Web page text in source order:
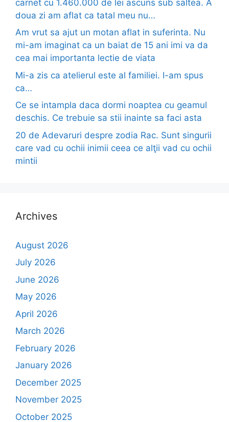
carnet cu 1.460.000 de lei ascuns sub saltea. A
doua zi am aflat ca tatal meu nu…
Am vrut sa ajut un motan aflat in suferinta. Nu
mi-am imaginat ca un baiat de 15 ani imi va da
cea mai importanta lectie de viata
Mi-a zis ca atelierul este al familiei. I-am spus
ca…
Ce se intampla daca dormi noaptea cu geamul
deschis. Ce trebuie sa stii inainte sa faci asta
20 de Adevaruri despre zodia Rac. Sunt singurii
care vad cu ochii inimii ceea ce alţii vad cu ochii
mintii
Archives
August 2026
July 2026
June 2026
May 2026
April 2026
March 2026
February 2026
January 2026
December 2025
November 2025
October 2025